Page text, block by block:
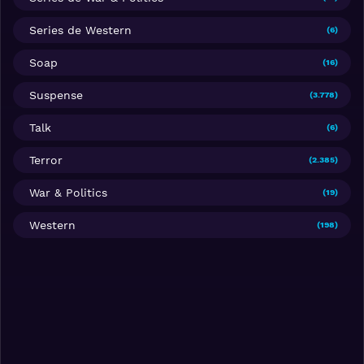
Series de Western (6)
Soap (16)
Suspense (3.778)
Talk (6)
Terror (2.385)
War & Politics (19)
Western (198)